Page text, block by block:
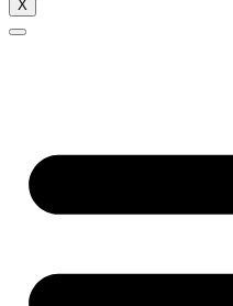
X